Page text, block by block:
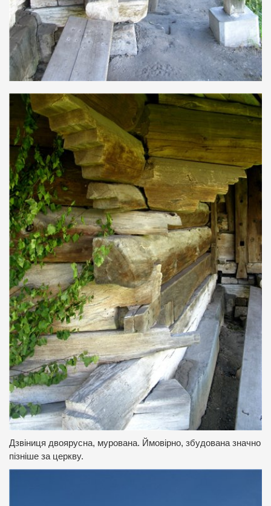
Дзвіниця двоярусна, мурована. Ймовірно, збудована значно
пізніше за церкву.